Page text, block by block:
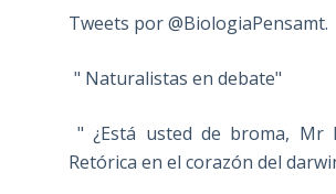
Tweets por @BiologiaPensamt.
" Naturalistas en debate"
" ¿Está usted de broma, Mr
Retórica en el corazón del